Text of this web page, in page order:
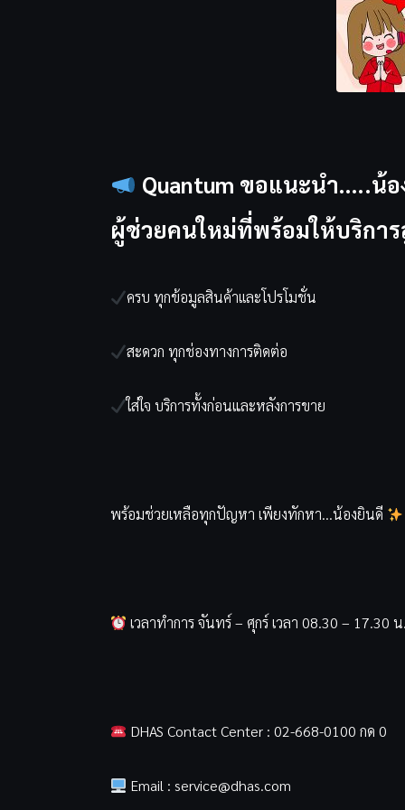
Quantum ขอแนะนำ…..น้
ผู้ช่วยคนใหม่ที่พร้อมให้บริกา
ครบ ทุกข้อมูลสินค้าเเละโปรโมชั่น
สะดวก ทุกช่องทางการติดต่อ
ใส่ใจ บริการทั้งก่อนและหลังการขาย
พร้อมช่วยเหลือทุกปัญหา เพียงทักหา…น้องยินดี
เวลาทำการ จันทร์ – ศุกร์ เวลา 08.30 – 17.30
DHAS Contact Center : 02-668-0100 กด 0
Email : service@dhas.com